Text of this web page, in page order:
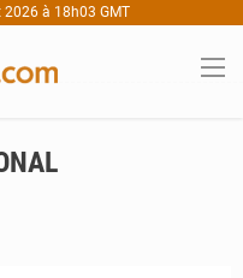
2026 à 18h03 GMT